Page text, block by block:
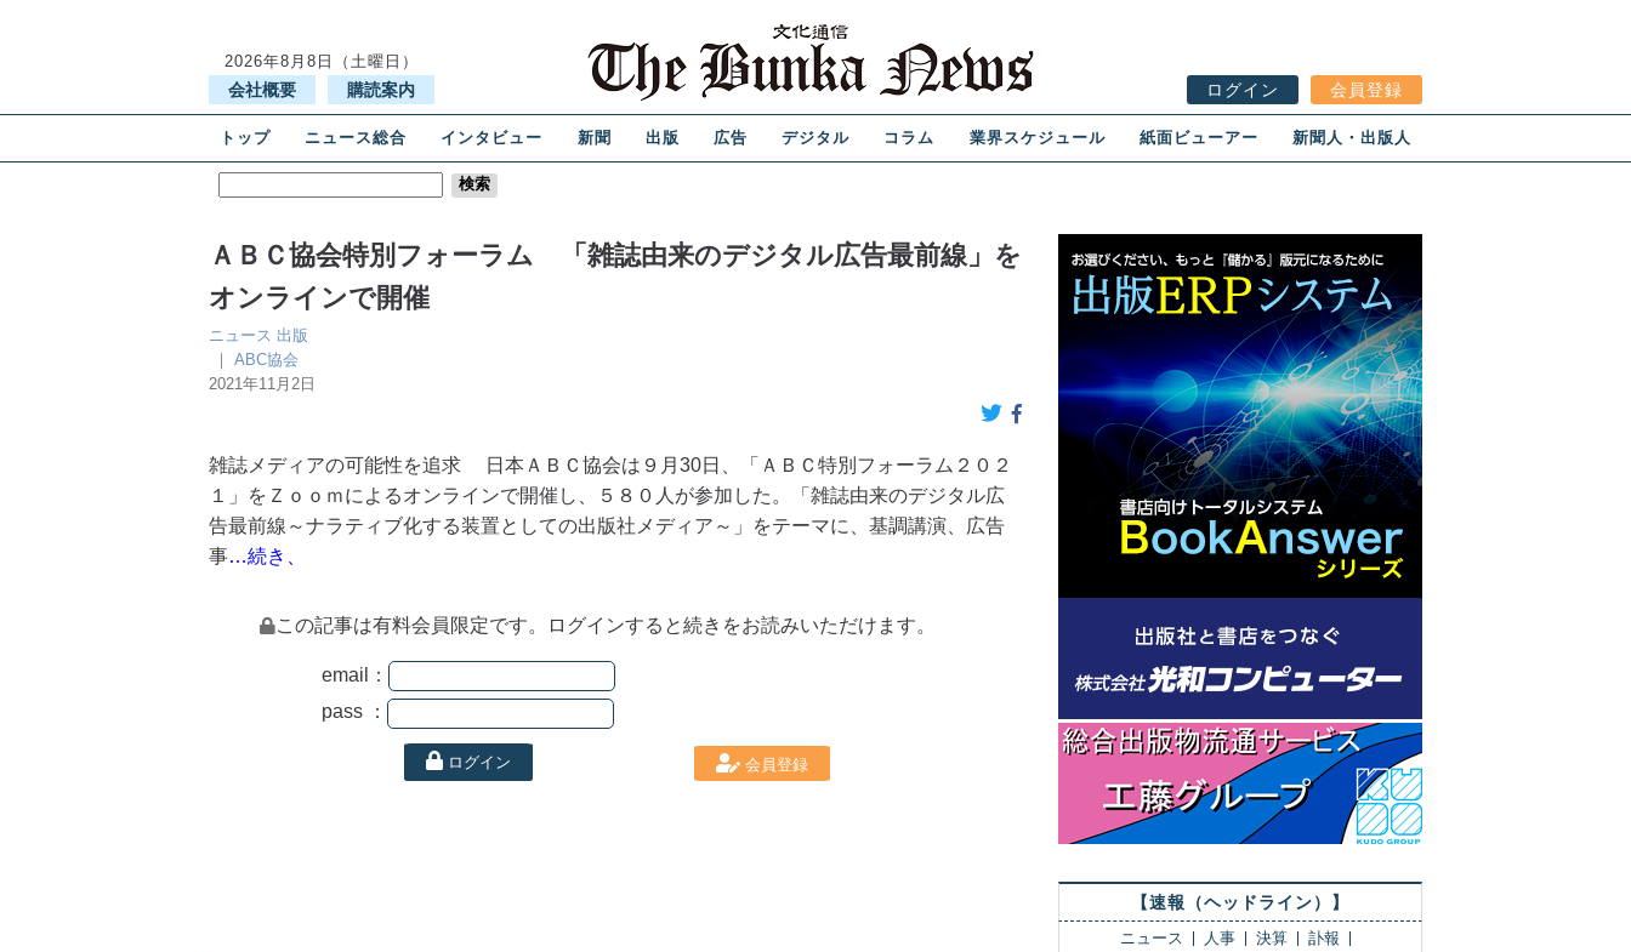
2026年8月8日（土曜日）
会社概要 購読案内 ログイン 会員登録
トップ ニュース総合 インタビュー 新聞 出版 広告 デジタル コラム 業界スケジュール 紙面ビューアー 新聞人・出版人
ＡＢＣ協会特別フォーラム 「雑誌由来のデジタル広告最前線」を
オンラインで開催
ニュース 出版
｜ ABC協会
2021年11月2日
雑誌メディアの可能性を追求 日本ＡＢＣ協会は９月30日、「ＡＢＣ特別フォーラム２０２
１」をＺｏｏｍによるオンラインで開催し、５８０人が参加した。「雑誌由来のデジタル広
告最前線～ナラティブ化する装置としての出版社メディア～」をテーマに、基調講演、広告
事…続き、
この記事は有料会員限定です。ログインすると続きをお読みいただけます。
email：
pass ：
ログイン 会員登録
【速報（ヘッドライン）】
ニュース 人事 決算 訃報